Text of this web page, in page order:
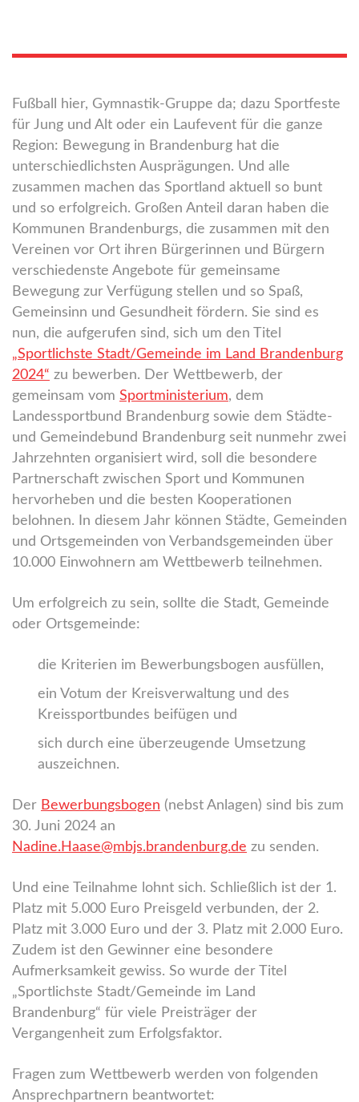
Fußball hier, Gymnastik-Gruppe da; dazu Sportfeste
für Jung und Alt oder ein Laufevent für die ganze
Region: Bewegung in Brandenburg hat die
unterschiedlichsten Ausprägungen. Und alle
zusammen machen das Sportland aktuell so bunt
und so erfolgreich. Großen Anteil daran haben die
Kommunen Brandenburgs, die zusammen mit den
Vereinen vor Ort ihren Bürgerinnen und Bürgern
verschiedenste Angebote für gemeinsame
Bewegung zur Verfügung stellen und so Spaß,
Gemeinsinn und Gesundheit fördern. Sie sind es
nun, die aufgerufen sind, sich um den Titel
„Sportlichste Stadt/Gemeinde im Land Brandenburg
2024“ zu bewerben. Der Wettbewerb, der
gemeinsam vom Sportministerium, dem
Landessportbund Brandenburg sowie dem Städte-
und Gemeindebund Brandenburg seit nunmehr zwei
Jahrzehnten organisiert wird, soll die besondere
Partnerschaft zwischen Sport und Kommunen
hervorheben und die besten Kooperationen
belohnen. In diesem Jahr können Städte, Gemeinden
und Ortsgemeinden von Verbandsgemeinden über
10.000 Einwohnern am Wettbewerb teilnehmen.
Um erfolgreich zu sein, sollte die Stadt, Gemeinde
oder Ortsgemeinde:
die Kriterien im Bewerbungsbogen ausfüllen,
ein Votum der Kreisverwaltung und des
Kreissportbundes beifügen und
sich durch eine überzeugende Umsetzung
auszeichnen.
Der Bewerbungsbogen (nebst Anlagen) sind bis zum
30. Juni 2024 an
Nadine.Haase@mbjs.brandenburg.de zu senden.
Und eine Teilnahme lohnt sich. Schließlich ist der 1.
Platz mit 5.000 Euro Preisgeld verbunden, der 2.
Platz mit 3.000 Euro und der 3. Platz mit 2.000 Euro.
Zudem ist den Gewinner eine besondere
Aufmerksamkeit gewiss. So wurde der Titel
„Sportlichste Stadt/Gemeinde im Land
Brandenburg“ für viele Preisträger der
Vergangenheit zum Erfolgsfaktor.
Fragen zum Wettbewerb werden von folgenden
Ansprechpartnern beantwortet: